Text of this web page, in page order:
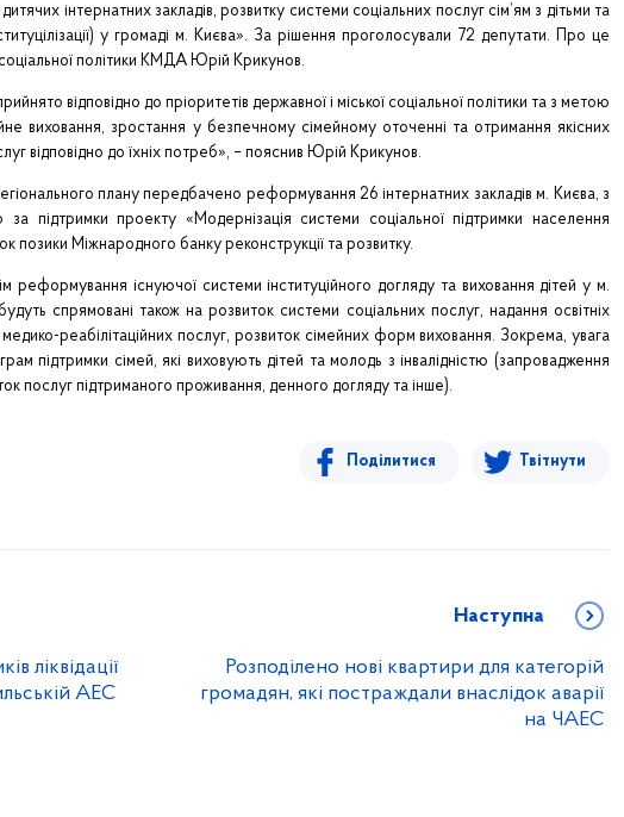
інтернатних закладів, розвитку системи соціальних послуг сім’ям з дітьми та
у громаді м. Києва». За рішення проголосували 72 депутати. Про це
політики КМДА Юрій Крикунов.
відповідно до пріоритетів державної і міської соціальної політики та з метою
виховання, зростання у безпечному сімейному оточенні та отримання якісних
відповідно до їхніх потреб», – пояснив Юрій Крикунов.
плану передбачено реформування 26 інтернатних закладів м. Києва, з
підтримки проекту «Модернізація системи соціальної підтримки населення
позики Міжнародного банку реконструкції та розвитку.
існуючої системи інституційного догляду та виховання дітей у м.
спрямовані також на розвиток системи соціальних послуг, надання освітніх
реабілітаційних послуг, розвиток сімейних форм виховання. Зокрема, увага
підтримки сімей, які виховують дітей та молодь з інвалідністю (запровадження
послуг підтриманого проживання, денного догляду та інше).
Поділитися Твітнути
ліквідації
АЕС
Наступна
Розподілено нові квартири для категорій
громадян, які постраждали внаслідок аварії
на ЧАЕС